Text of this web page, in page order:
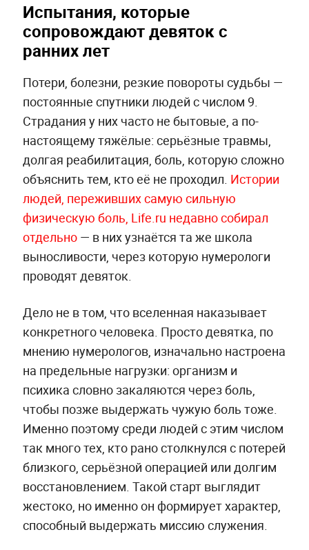
Испытания, которые
сопровождают девяток с
ранних лет
Потери, болезни, резкие повороты судьбы —
постоянные спутники людей с числом 9.
Страдания у них часто не бытовые, а по-
настоящему тяжёлые: серьёзные травмы,
долгая реабилитация, боль, которую сложно
объяснить тем, кто её не проходил. Истории
людей, переживших самую сильную
физическую боль, Life.ru недавно собирал
отдельно— в них узнаётся та же школа
выносливости, через которую нумерологи
проводят девяток.
Дело не в том, что вселенная наказывает
конкретного человека. Просто девятка, по
мнению нумерологов, изначально настроена
на предельные нагрузки: организм и
психика словно закаляются через боль,
чтобы позже выдержать чужую боль тоже.
Именно поэтому среди людей с этим числом
так много тех, кто рано столкнулся с потерей
близкого, серьёзной операцией или долгим
восстановлением. Такой старт выглядит
жестоко, но именно он формирует характер,
способный выдержать миссию служения.